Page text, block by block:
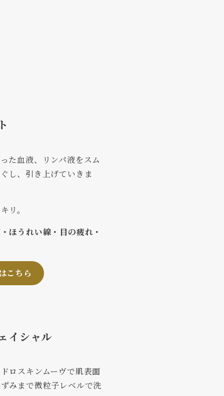
た血液、リンパ液をスム
し、引き上げていきま
リ。
ほうれい線・目の疲れ・
こちら
イシャル
ロスキンムーヴで肌表面
みまで微粒子レベルで洗